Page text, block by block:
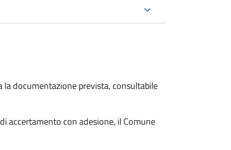
documentazione prevista, consultabile
accertamento con adesione, il Comune